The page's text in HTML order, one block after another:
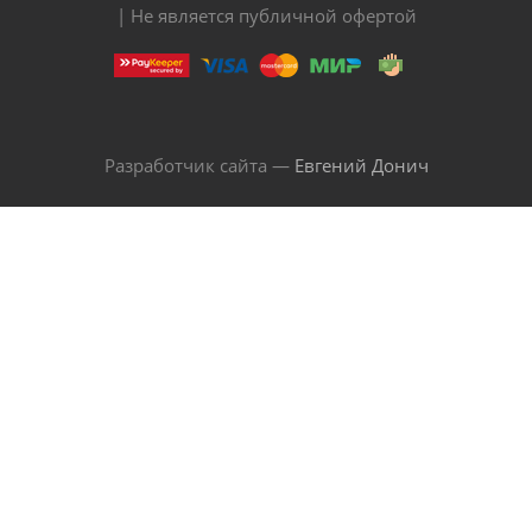
| Не является публичной офертой
Разработчик сайта — Евгений Донич